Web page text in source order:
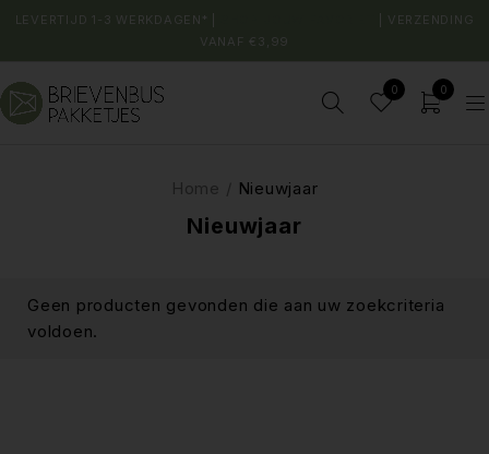
LEVERTIJD 1-3 WERKDAGEN* |
| VERZENDING
VANAF €3,99
0 0
Nieuwjaar
Home / Nieuwjaar
Geen producten gevonden die aan uw zoekcriteria
voldoen.